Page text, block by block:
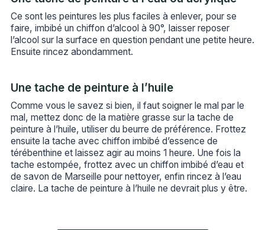
Ce sont les peintures les plus faciles à enlever, pour se
faire, imbibé un chiffon d’alcool à 90°, laisser reposer
l’alcool sur la surface en question pendant une petite heure.
Ensuite rincez abondamment.
Une tache de peinture à l’huile
Comme vous le savez si bien, il faut soigner le mal par le
mal, mettez donc de la matière grasse sur la tache de
peinture à l’huile, utiliser du beurre de préférence. Frottez
ensuite la tache avec chiffon imbibé d’essence de
térébenthine et laissez agir au moins 1 heure. Une fois la
tache estompée, frottez avec un chiffon imbibé d’eau et
de savon de Marseille pour nettoyer, enfin rincez à l’eau
claire. La tache de peinture à l’huile ne devrait plus y être.